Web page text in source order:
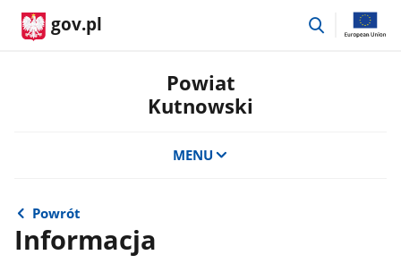
gov.pl
przejdź
Powiat
Kutnowski
MENU
Powrót
Informacja